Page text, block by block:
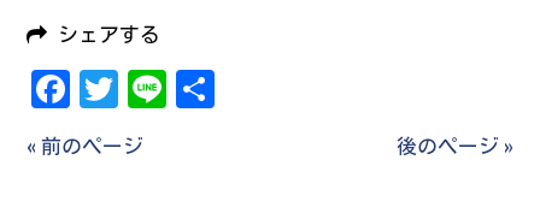
シェアする
Facebook
Twitter
Line
« 前のページ 後のページ »